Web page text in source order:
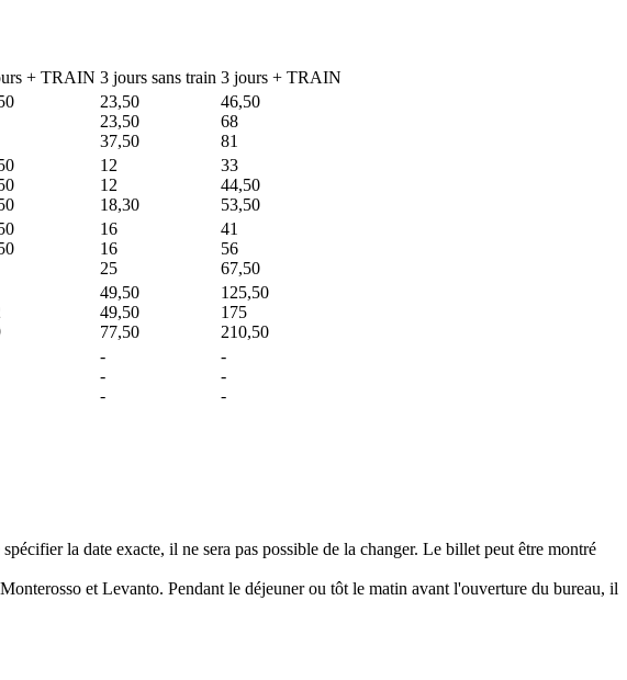
+ TRAIN 3 jours sans train 3 jours + TRAIN
23,50
23,50
37,50
46,50
68
81
12
12
18,30
33
44,50
53,50
16
16
25
41
56
67,50
49,50
49,50
77,50
125,50
175
210,50
-
-
-
-
-
-
la date exacte, il ne sera pas possible de la changer. Le billet peut être montré
et Levanto. Pendant le déjeuner ou tôt le matin avant l'ouverture du bureau, il